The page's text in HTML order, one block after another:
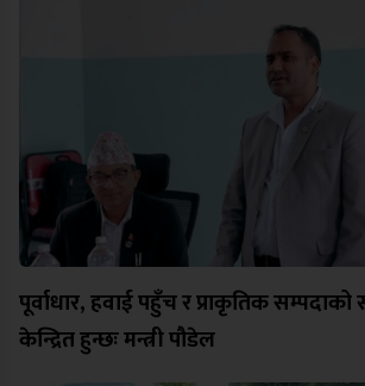
पूर्वाधार, हवाई पहुँच र प्राकृतिक
केन्द्रित हुन्छः मन्त्री पौडेल